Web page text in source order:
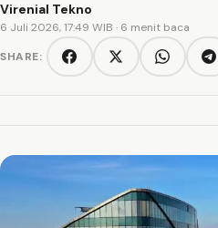
Virenial Tekno
6 Juli 2026, 17:49 WIB · 6 menit baca
SHARE:
FacebookTwitter/XWhatsApp